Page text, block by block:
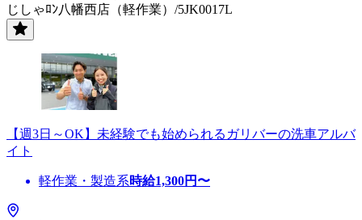
じしゃﾛﾝ八幡西店（軽作業）/5JK0017L
【週3日～OK】未経験でも始められるガリバーの洗車アルバ
イト
軽作業・製造系時給1,300円〜